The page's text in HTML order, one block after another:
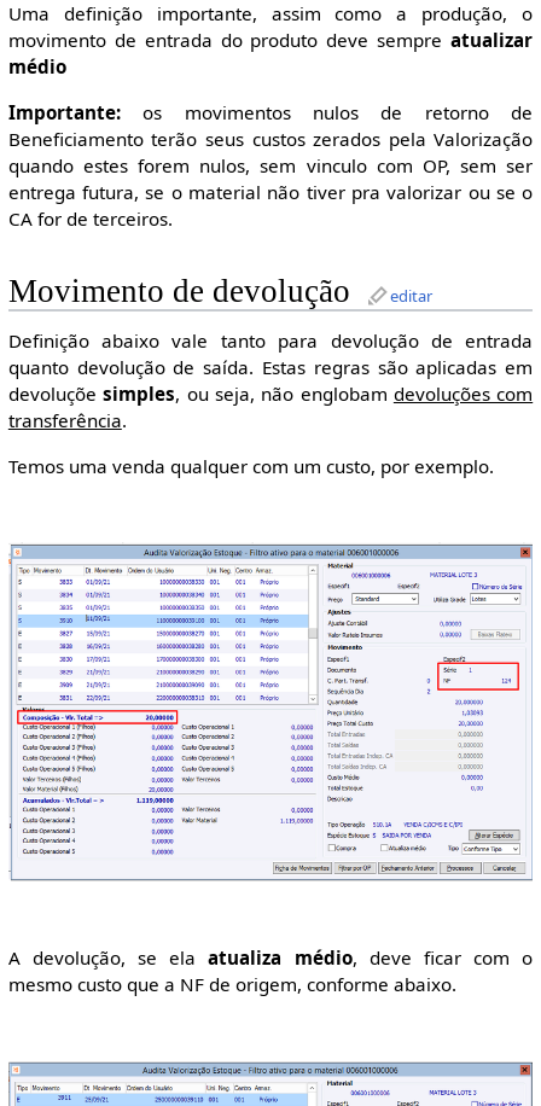
Uma definição importante, assim como a produção, o
movimento de entrada do produto deve sempreatualizar
médio
Importante:os movimentos nulos de retorno de
Beneficiamento terão seus custos zerados pela Valorização
quando estes forem nulos, sem vinculo com OP, sem ser
entrega futura, se o material não tiver pra valorizar ou se o
CA for de terceiros.
Movimento de devolução editar
Definição abaixo vale tanto para devolução de entrada
quanto devolução de saída. Estas regras são aplicadas em
devoluçõesimples, ou seja, não englobam devoluções com
transferência.
Temos uma venda qualquer com um custo, por exemplo.
A devolução, se elaatualiza médio, deve ficar com o
mesmo custo que a NF de origem, conforme abaixo.